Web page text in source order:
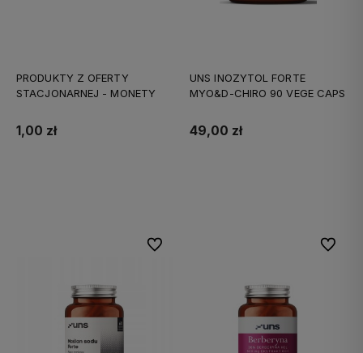
PRODUKTY Z OFERTY
STACJONARNEJ - MONETY
1,00 zł
UNS INOZYTOL FORTE
MYO&D-CHIRO 90 VEGE CAPS
49,00 zł
Do ulubionych Do